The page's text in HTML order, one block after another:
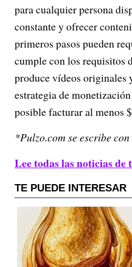
para cualquier persona
constante y ofrecer
primeros pasos pueden
cumple con los requisitos
produce vídeos originales
estrategia de
posible facturar al menos
*Pulzo.com se escribe
Lee todas las noticias de